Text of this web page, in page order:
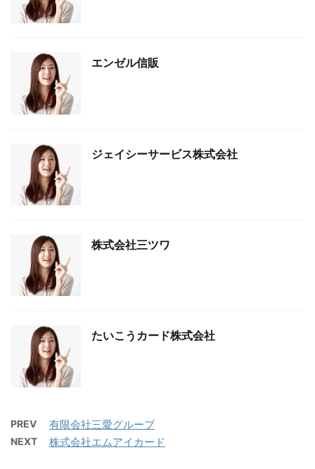
エンゼル信販
ジェイシーサービス株式会社
株式会社三ツワ
たいこうカード株式会社
PREV 有限会社三愛グループ
NEXT 株式会社エムアイカード